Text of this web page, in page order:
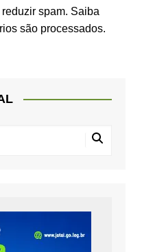
spam. Saiba
são processados.